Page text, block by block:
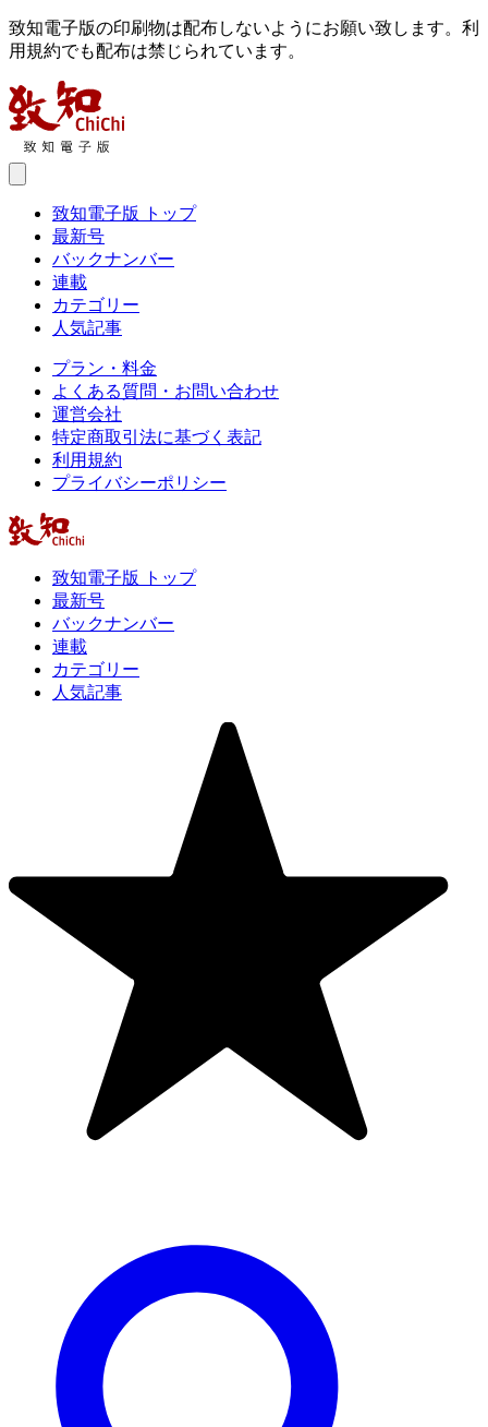
致知電子版の印刷物は配布しないようにお願い致します。利
用規約でも配布は禁じられています。
致知電子版 トップ
最新号
バックナンバー
連載
カテゴリー
人気記事
プラン・料金
よくある質問・お問い合わせ
運営会社
特定商取引法に基づく表記
利用規約
プライバシーポリシー
致知電子版 トップ
最新号
バックナンバー
連載
カテゴリー
人気記事